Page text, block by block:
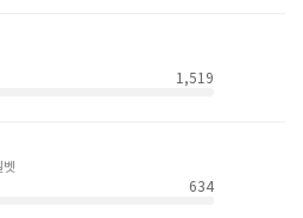
1,519
벳
634